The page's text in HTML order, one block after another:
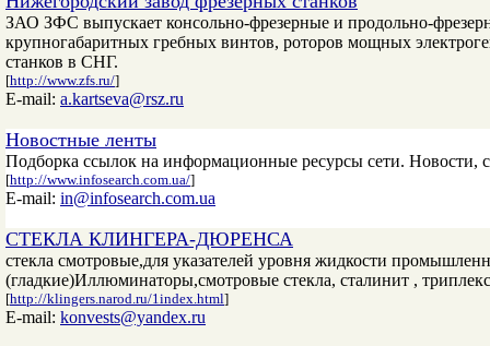
ЗАО ЗФС выпускает консольно-фрезерные и продольно-
крупногабаритных гребных винтов, роторов мощных
станков в СНГ.
[http://www.zfs.ru/]
E-mail: a.kartseva@rsz.ru
Новостные ленты
Подборка ссылок на информационные ресурсы сети. Новости,
[http://www.infosearch.com.ua/]
E-mail: in@infosearch.com.ua
СТЕКЛА КЛИНГЕРА-ДЮРЕНСА
стекла смотровые,для указателей уровня жидкости
(гладкие)Иллюминаторы,смотровые стекла, сталинит ,
[http://klingers.narod.ru/1index.html]
E-mail: konvests@yandex.ru